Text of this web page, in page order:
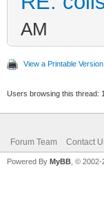
AM
View a Printable Version
Users browsing this thread:
Forum Team Contact
Powered By MyBB , ©